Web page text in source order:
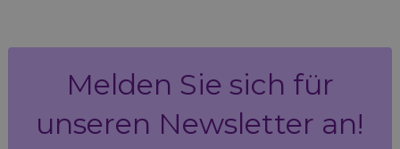
Melden Sie sich für
unseren Newsletter an!